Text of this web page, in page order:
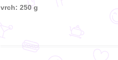
vrch: 250 g